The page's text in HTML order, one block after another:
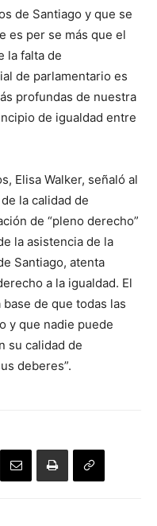
de Santiago y que se
es per se más que el
la falta de
de parlamentario es
profundas de nuestra
de igualdad entre
Elisa Walker, señaló al
la calidad de
de “pleno derecho”
la asistencia de la
Santiago, atenta
a la igualdad. El
de que todas las
y que nadie puede
su calidad de
deberes”.